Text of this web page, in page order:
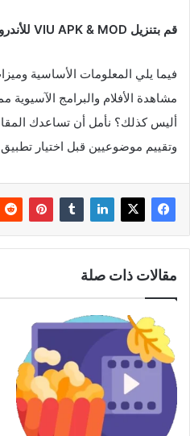
قم بتنزيل VIU APK & MOD للأندرويد:
فيما يلي المعلومات الأساسية
مشاهدة الأفلام والبرامج الآسيوية
أليس كذلك؟ نأمل أن تساعدك
وتقييم موضوعيين قبل اختيار
مقالات ذات صلة